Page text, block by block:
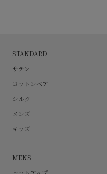
STANDARD
サテン
コットンベア
シルク
メンズ
キッズ
MENS